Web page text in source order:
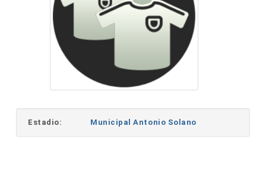
Estadio: Municipal Antonio Solano